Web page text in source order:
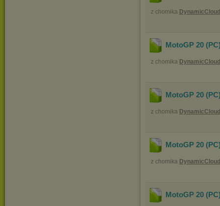
z chomika
MotoGP 20
z chomika
MotoGP 20
z chomika
MotoGP 20
z chomika
MotoGP 20